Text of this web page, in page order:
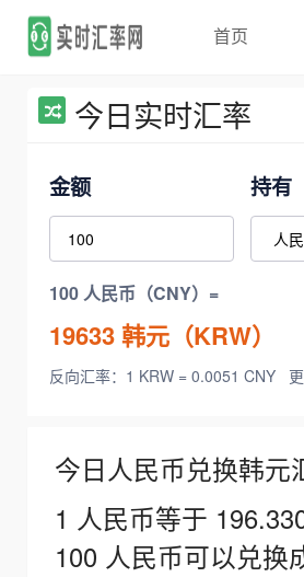
首页
今日实时汇率
金额 持有
100 人民币（CNY）=
19633韩元（KRW）
反向汇率：1 KRW = 0.0051 CNY
今日人民币兑换韩元
1 人民币等于
100 人民币可以兑换